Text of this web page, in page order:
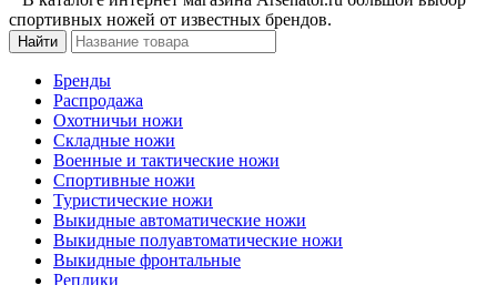
спортивных ножей от известных брендов.
Бренды
Распродажа
Охотничьи ножи
Складные ножи
Военные и тактические ножи
Спортивные ножи
Туристические ножи
Выкидные автоматические ножи
Выкидные полуавтоматические ножи
Выкидные фронтальные
Реплики